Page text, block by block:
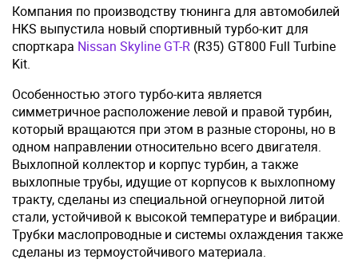
Компания по производству тюнинга для автомобилей
HKS выпустила новый спортивный турбо-кит для
спорткара Nissan Skyline GT-R (R35) GT800 Full Turbine
Kit.
Особенностью этого турбо-кита является
симметричное расположение левой и правой турбин,
который вращаются при этом в разные стороны, но в
одном направлении относительно всего двигателя.
Выхлопной коллектор и корпус турбин, а также
выхлопные трубы, идущие от корпусов к выхлопному
тракту, сделаны из специальной огнеупорной литой
стали, устойчивой к высокой температуре и вибрации.
Трубки маслопроводные и системы охлаждения также
сделаны из термоустойчивого материала.